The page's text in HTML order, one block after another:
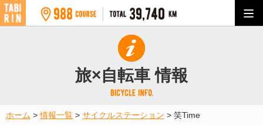
旅×自転車 情報
ホーム >情報一覧 > サイクルステーション > 笑Time